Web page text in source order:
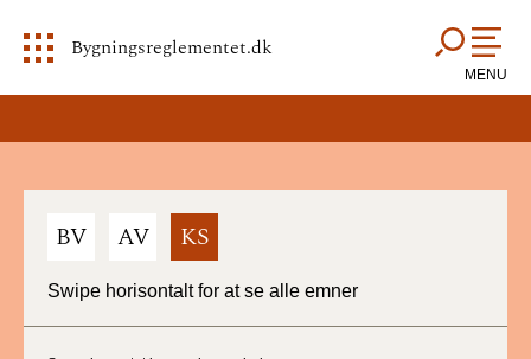
Bygningsreglementet.dk
MENU
BV AV KS
Swipe horisontalt for at se alle emner